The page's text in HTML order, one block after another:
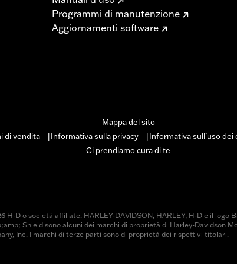
sul cuoio deriva dall’utilizzo di pannelli di
il proprio investimento, utilizzare il liquido
Programmi di manutenzione
Aggiornamenti software
Mappa del sito
di vendita Informativa sulla privacy Informativa sull’uso dei
Ci prendiamo cura di te
H-D o società affiliate. HARLEY-DAVIDSON, HARLEY, H-D e il logo
Shield sono alcuni dei marchi di proprietà di Harley-Davidson
Inc. I marchi di terze parti sono di proprietà dei rispettivi titolari.